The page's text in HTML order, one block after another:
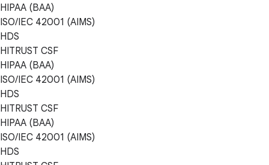
HIPAA (BAA)
ISO/IEC 42001 (AIMS)
HDS
HITRUST CSF
HIPAA (BAA)
ISO/IEC 42001 (AIMS)
HDS
HITRUST CSF
HIPAA (BAA)
ISO/IEC 42001 (AIMS)
HDS